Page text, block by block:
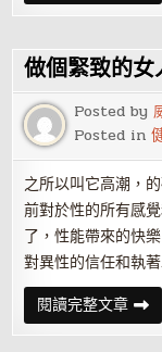
腺
炎
導
致
早
洩
怎
麼
做個緊致的
Posted by
Posted in
之所以叫它高潮，
前對於性的所有感
了，性能帶來的快
對異性的信任和執
閱讀完整文章做
個
緊